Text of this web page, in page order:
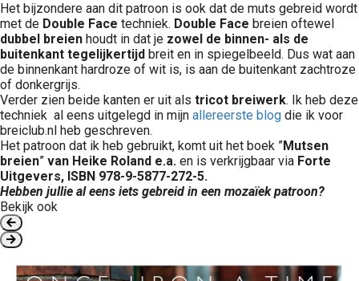
Het bijzondere aan dit patroon is ook dat de muts gebreid wordt
met de Double Face techniek. Double Face breien oftewel
dubbel breien houdt in dat je zowel de binnen- als de
buitenkant tegelijkertijd breit en in spiegelbeeld. Dus wat aan
de binnenkant hardroze of wit is, is aan de buitenkant zachtroze
of donkergrijs.
Verder zien beide kanten er uit als tricot breiwerk. Ik heb deze
techniek al eens uitgelegd in mijn allereerste blog die ik voor
breiclub.nl heb geschreven.
Het patroon dat ik heb gebruikt, komt uit het boek ”Mutsen
breien” van Heike Roland e.a. en is verkrijgbaar via Forte
Uitgevers, ISBN 978-9-5877-272-5.
Hebben jullie al eens iets gebreid in een mozaïek patroon?
Bekijk ook